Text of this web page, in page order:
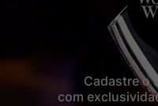
Cadastre o
com